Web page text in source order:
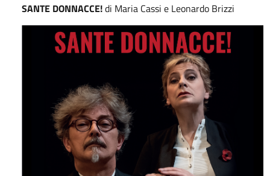
SANTE DONNACCE!di Maria Cassi e Leonardo Brizzi